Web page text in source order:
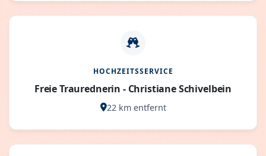
HOCHZEITSSERVICE
Freie Traurednerin - Christiane Schivelbein
22 km entfernt